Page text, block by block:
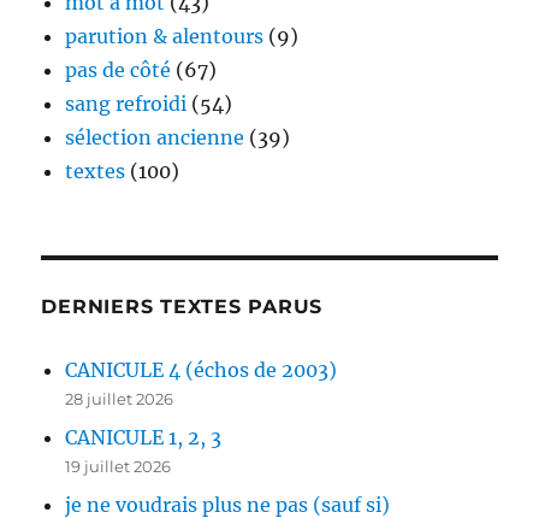
parution & alentours (9)
pas de côté (67)
sang refroidi (54)
sélection ancienne (39)
textes (100)
DERNIERS TEXTES PARUS
CANICULE 4 (échos de 2003)
28 juillet 2026
CANICULE 1, 2, 3
19 juillet 2026
je ne voudrais plus ne pas (sauf si)